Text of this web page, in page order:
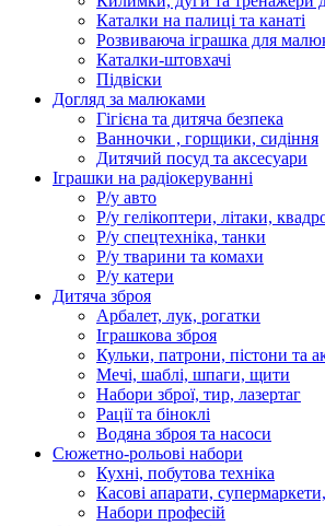
Каталки на палиці та канаті
Розвиваюча іграшка для
Каталки-штовхачі
Підвіски
Догляд за малюками
Гігієна та дитяча безпека
Ванночки , горщики, сидіння
Дитячий посуд та аксесуари
Іграшки на радіокеруванні
Р/у авто
Р/у гелікоптери, літаки,
Р/у спецтехніка, танки
Р/у тварини та комахи
Р/у катери
Дитяча зброя
Арбалет, лук, рогатки
Іграшкова зброя
Кульки, патрони, пістони та
Мечі, шаблі, шпаги, щити
Набори зброї, тир, лазертаг
Рації та біноклі
Водяна зброя та насоси
Сюжетно-рольові набори
Кухні, побутова техніка
Касові апарати,
Набори професій